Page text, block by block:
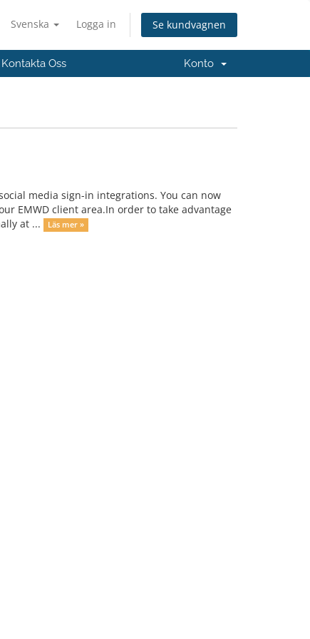
Svenska Logga in Se kundvagnen
Kontakta Oss Konto
media sign-in integrations. You can now
EMWD client area.In order to take advantage
at ...
Läs mer »